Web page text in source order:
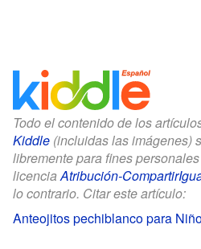
Todo el contenido de los
Kiddle (incluidas las imágenes)
libremente para fines
licencia Atribución-
lo contrario. Citar este artículo:
Anteojitos pechiblanco para